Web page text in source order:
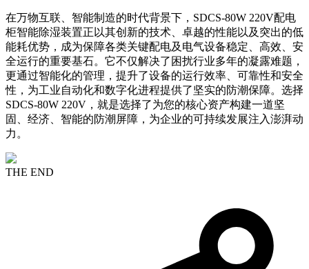
在万物互联、智能制造的时代背景下，SDCS-80W 220V配电
柜智能除湿装置正以其创新的技术、卓越的性能以及突出的低
能耗优势，成为保障各类关键配电及电气设备稳定、高效、安
全运行的重要基石。它不仅解决了困扰行业多年的凝露难题，
更通过智能化的管理，提升了设备的运行效率、可靠性和安全
性，为工业自动化和数字化进程提供了坚实的防潮保障。选择
SDCS-80W 220V，就是选择了为您的核心资产构建一道坚
固、经济、智能的防潮屏障，为企业的可持续发展注入澎湃动
力。
THE END